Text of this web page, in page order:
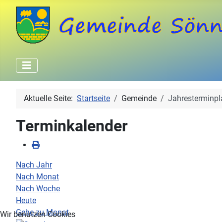
Aktuelle Seite: Startseite Gemeinde
Terminkalender
Nach Jahr
Nach Monat
Nach Woche
Heute
Gehe zu Monat
Wir benutzen Cookies